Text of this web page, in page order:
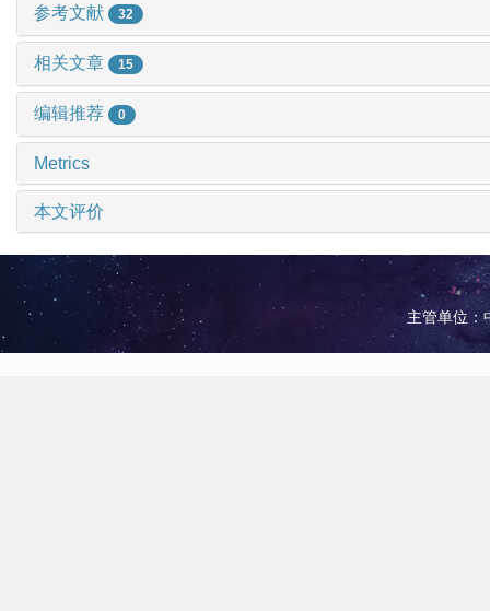
参考文献 32
相关文章 15
编辑推荐 0
Metrics
本文评价
主管单位：